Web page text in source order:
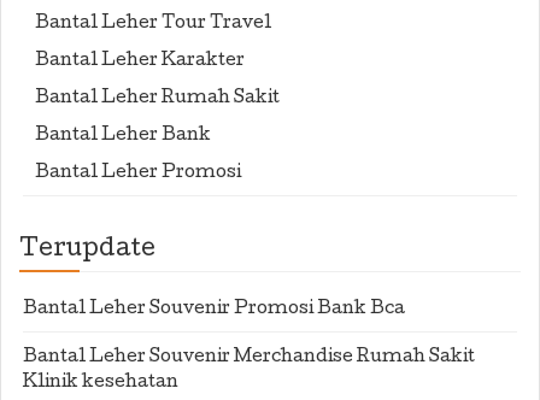
Bantal Leher Tour Travel
Bantal Leher Karakter
Bantal Leher Rumah Sakit
Bantal Leher Bank
Bantal Leher Promosi
Terupdate
Bantal Leher Souvenir Promosi Bank Bca
Bantal Leher Souvenir Merchandise Rumah Sakit
Klinik kesehatan